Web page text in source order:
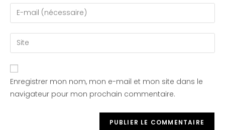
Enregistrer mon nom, mon e-mail et mon site dans le
navigateur pour mon prochain commentaire.